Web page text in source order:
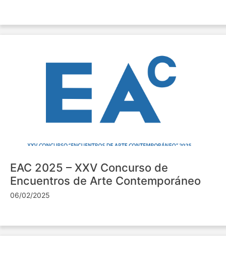
EAC 2025 – XXV Concurso de
Encuentros de Arte Contemporáneo
06/02/2025